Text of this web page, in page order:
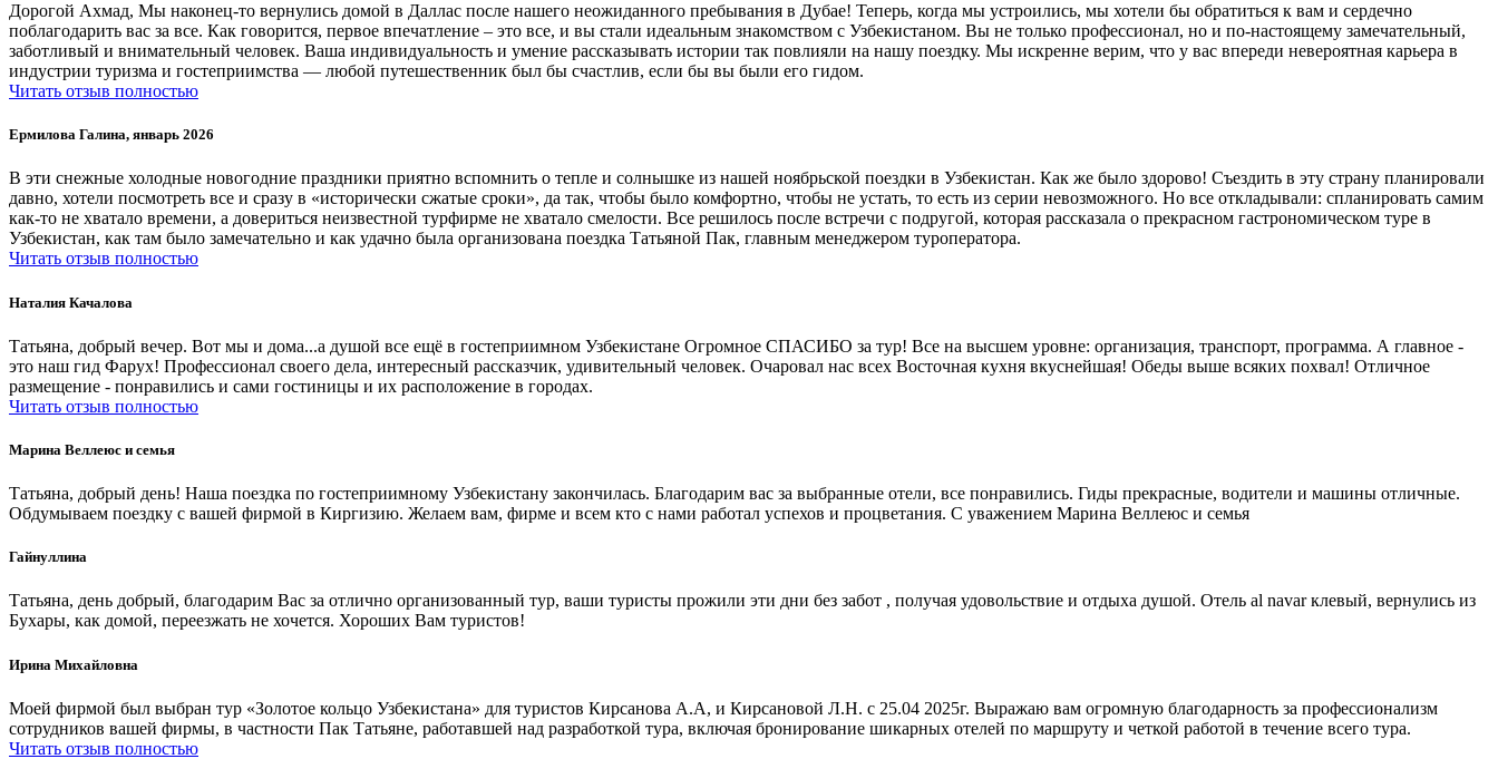
Дорогой Ахмад, Мы наконец-то вернулись домой в Даллас после нашего неожиданного пребывания в Дубае! Теперь, когда мы устроились, мы хотели бы обратиться к вам и сердечно
поблагодарить вас за все. Как говорится, первое впечатление – это все, и вы стали идеальным знакомством с Узбекистаном. Вы не только профессионал, но и по-настоящему замечательный,
заботливый и внимательный человек. Ваша индивидуальность и умение рассказывать истории так повлияли на нашу поездку. Мы искренне верим, что у вас впереди невероятная карьера в
индустрии туризма и гостеприимства — любой путешественник был бы счастлив, если бы вы были его гидом.
Читать отзыв полностью
Ермилова Галина, январь 2026
В эти снежные холодные новогодние праздники приятно вспомнить о тепле и солнышке из нашей ноябрьской поездки в Узбекистан. Как же было здорово! Съездить в эту страну планировали
давно, хотели посмотреть все и сразу в «исторически сжатые сроки», да так, чтобы было комфортно, чтобы не устать, то есть из серии невозможного. Но все откладывали: спланировать самим
как-то не хватало времени, а довериться неизвестной турфирме не хватало смелости. Все решилось после встречи с подругой, которая рассказала о прекрасном гастрономическом туре в
Узбекистан, как там было замечательно и как удачно была организована поездка Татьяной Пак, главным менеджером туроператора.
Читать отзыв полностью
Наталия Качалова
Татьяна, добрый вечер. Вот мы и дома...а душой все ещё в гостеприимном Узбекистане Огромное СПАСИБО за тур! Все на высшем уровне: организация, транспорт, программа. А главное -
это наш гид Фарух! Профессионал своего дела, интересный рассказчик, удивительный человек. Очаровал нас всех Восточная кухня вкуснейшая! Обеды выше всяких похвал! Отличное
размещение - понравились и сами гостиницы и их расположение в городах.
Читать отзыв полностью
Марина Веллеюс и семья
Татьяна, добрый день! Наша поездка по гостеприимному Узбекистану закончилась. Благодарим вас за выбранные отели, все понравились. Гиды прекрасные, водители и машины отличные.
Обдумываем поездку с вашей фирмой в Киргизию. Желаем вам, фирме и всем кто с нами работал успехов и процветания. С уважением Марина Веллеюс и семья
Гайнуллина
Татьяна, день добрый, благодарим Вас за отлично организованный тур, ваши туристы прожили эти дни без забот , получая удовольствие и отдыха душой. Отель al navar клевый, вернулись из
Бухары, как домой, переезжать не хочется. Хороших Вам туристов!
Ирина Михайловна
Моей фирмой был выбран тур «Золотое кольцо Узбекистана» для туристов Кирсанова А.А, и Кирсановой Л.Н. с 25.04 2025г. Выражаю вам огромную благодарность за профессионализм
сотрудников вашей фирмы, в частности Пак Татьяне, работавшей над разработкой тура, включая бронирование шикарных отелей по маршруту и четкой работой в течение всего тура.
Читать отзыв полностью